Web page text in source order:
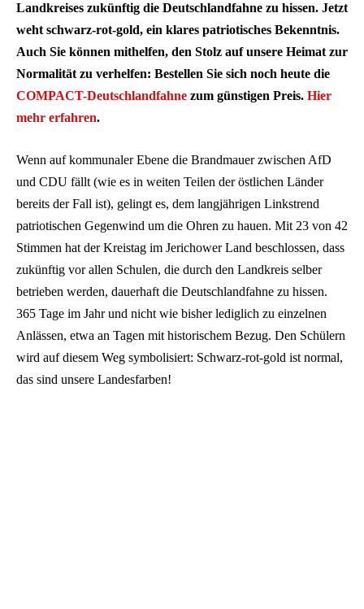
Landkreises zukünftig die Deutschlandfahne zu hissen. Jetzt
weht schwarz-rot-gold, ein klares patriotisches Bekenntnis.
Auch Sie können mithelfen, den Stolz auf unsere Heimat zur
Normalität zu verhelfen: Bestellen Sie sich noch heute die
COMPACT-Deutschlandfahne zum günstigen Preis. Hier
mehr erfahren.
Wenn auf kommunaler Ebene die Brandmauer zwischen AfD
und CDU fällt (wie es in weiten Teilen der östlichen Länder
bereits der Fall ist), gelingt es, dem langjährigen Linkstrend
patriotischen Gegenwind um die Ohren zu hauen. Mit 23 von 42
Stimmen hat der Kreistag im Jerichower Land beschlossen, dass
zukünftig vor allen Schulen, die durch den Landkreis selber
betrieben werden, dauerhaft die Deutschlandfahne zu hissen.
365 Tage im Jahr und nicht wie bisher lediglich zu einzelnen
Anlässen, etwa an Tagen mit historischem Bezug. Den Schülern
wird auf diesem Weg symbolisiert: Schwarz-rot-gold ist normal,
das sind unsere Landesfarben!